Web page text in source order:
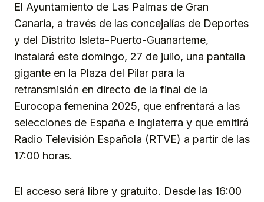
El Ayuntamiento de Las Palmas de Gran
Canaria, a través de las concejalías de Deportes
y del Distrito Isleta-Puerto-Guanarteme,
instalará este domingo, 27 de julio, una pantalla
gigante en la Plaza del Pilar para la
retransmisión en directo de la final de la
Eurocopa femenina 2025, que enfrentará a las
selecciones de España e Inglaterra y que emitirá
Radio Televisión Española (RTVE) a partir de las
17:00 horas.
El acceso será libre y gratuito. Desde las 16:00